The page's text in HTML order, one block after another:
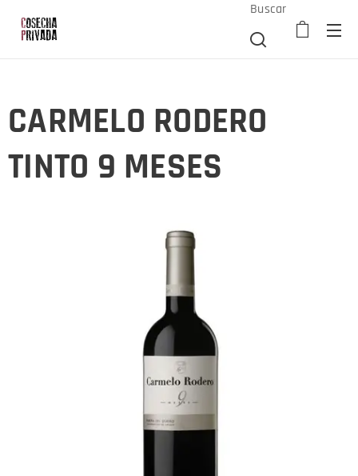
Buscar
CARMELO RODERO
TINTO 9 MESES